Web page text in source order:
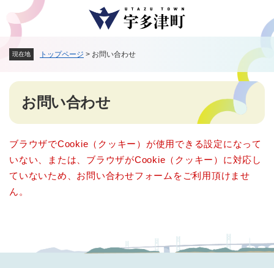
メニューを飛ばして本文へ
現在地 トップページ > お問い合わせ
本
お問い合わせ
ブラウザでCookie（クッキー）が使用できる設定になって
いない、または、ブラウザがCookie（クッキー）に対応し
ていないため、お問い合わせフォームをご利用頂けませ
ん。